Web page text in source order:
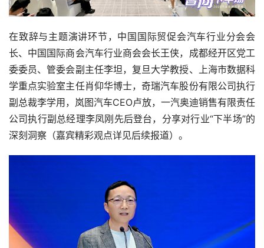
在致辞与主题演讲环节，中国国际贸促会汽车行业分会会
长、中国国际商会汽车行业商会会长王侠，成都经开区党工
委委员、管委会副主任李坦，复旦大学教授、上海市数据科
学重点实验室主任肖仰华博士，奇瑞汽车股份有限公司执行
副总裁李学用，岚图汽车CEO卢放，一汽奥迪销售有限责任
公司执行副总经理李凤刚先后登台，分享对行业“下半场”的
深刻洞察（嘉宾精彩观点详见后续报道）。